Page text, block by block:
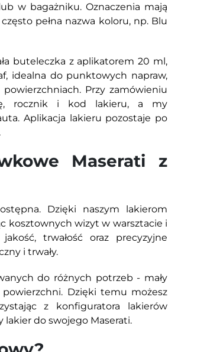
w bagażniku. Oznaczenia mają
pełna nazwa koloru, np. Blu
buteleczka z aplikatorem 20 ml,
idealna do punktowych napraw,
Przy zamówieniu
rocznik i kod lakieru, a my
Aplikacja lakieru pozostaje po
Maserati z
Dzięki naszym lakierom
kosztownych wizyt w warsztacie i
trwałość oraz precyzyjne
i trwały.
do różnych potrzeb - mały
Dzięki temu możesz
z konfiguratora lakierów
do swojego Maserati.